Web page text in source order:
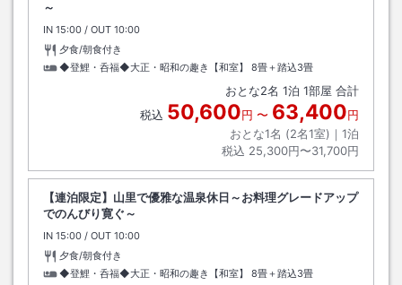
～
IN チェックイン
15:00 / OUT チェックアウト
10:00
夕食/朝食付き
◆登鯉・呑福◆大正・昭和の趣き【和室】
8畳＋踏込3畳
おとな2名 1泊 1部屋 合計
税込 50,600円 〜 63,400円
おとな1名 (2名1室)｜ 1泊
税込 25,300円〜31,700円
【連泊限定】山里で優雅な温泉休日～お料理グレードアップ
でのんびり寛ぐ～
IN チェックイン
15:00 / OUT チェックアウト
10:00
夕食/朝食付き
◆登鯉・呑福◆大正・昭和の趣き【和室】
8畳＋踏込3畳